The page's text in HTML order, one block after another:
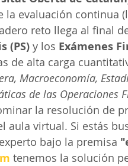
la evaluación continua
reto llega al final
(PS) y los Exámenes
de alta carga
Macroeconomía,
de las Operaciones
la resolución de
aula virtual. Si estás
bajo la premisa
tenemos la solución